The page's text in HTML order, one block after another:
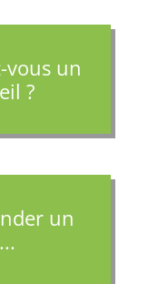
vous un
?
un